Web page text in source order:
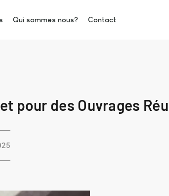
Qui sommes nous? Contact
pour des Ouvrages